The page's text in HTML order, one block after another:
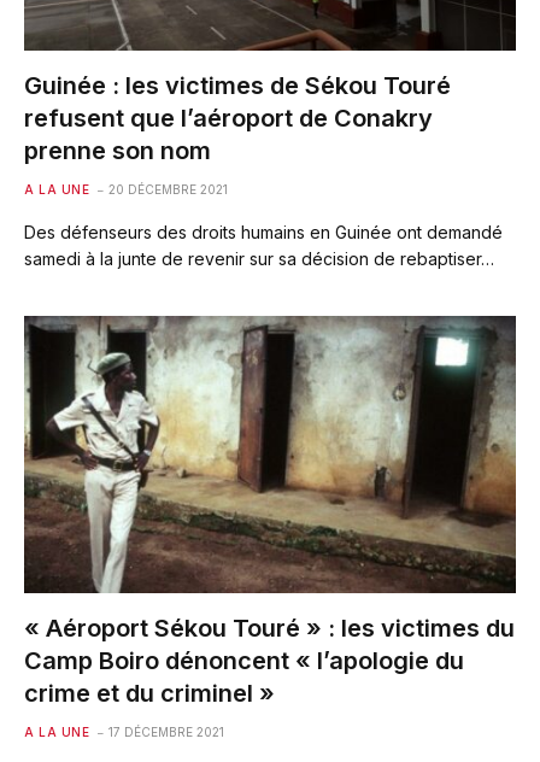
Guinée : les victimes de Sékou Touré
refusent que l’aéroport de Conakry
prenne son nom
A LA UNE 20 DÉCEMBRE 2021
Des défenseurs des droits humains en Guinée ont demandé
samedi à la junte de revenir sur sa décision de rebaptiser…
« Aéroport Sékou Touré » : les victimes du
Camp Boiro dénoncent « l’apologie du
crime et du criminel »
A LA UNE 17 DÉCEMBRE 2021